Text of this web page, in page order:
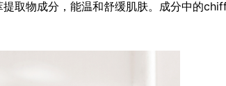
取物成分，能温和舒缓肌肤。成分中的